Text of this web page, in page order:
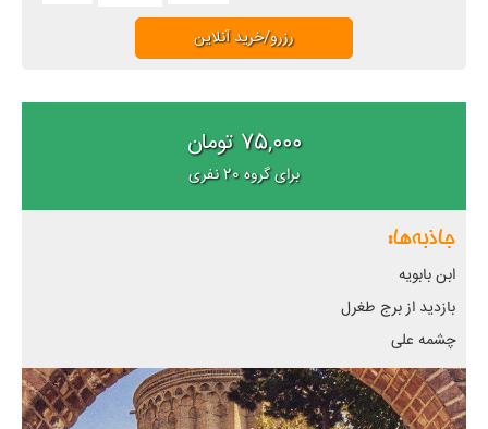
رزرو/خرید آنلاین
75,000 تومان
برای گروه 20 نفری
جاذبه‌ها:
ابن بابویه
بازدید از برج طغرل
چشمه علی